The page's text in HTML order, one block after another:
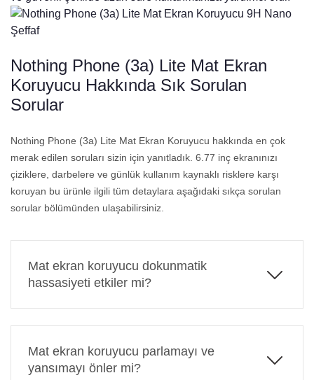
Nothing Phone (3a) Lite Mat Ekran
Koruyucu Hakkında Sık Sorulan
Sorular
Nothing Phone (3a) Lite Mat Ekran Koruyucu hakkında en çok
merak edilen soruları sizin için yanıtladık. 6.77 inç ekranınızı
çiziklere, darbelere ve günlük kullanım kaynaklı risklere karşı
koruyan bu ürünle ilgili tüm detaylara aşağıdaki sıkça sorulan
sorular bölümünden ulaşabilirsiniz.
Mat ekran koruyucu dokunmatik
hassasiyeti etkiler mi?
Hayır, Nothing Phone (3a) Lite Mat Ekran Koruyucu
ultra ince yapısıyla dokunmatik hassasiyeti
etkilemez. Telefonunuzu orijinal ekran
performansıyla kullanmaya devam edebilirsiniz.
Mat ekran koruyucu parlamayı ve
yansımayı önler mi?